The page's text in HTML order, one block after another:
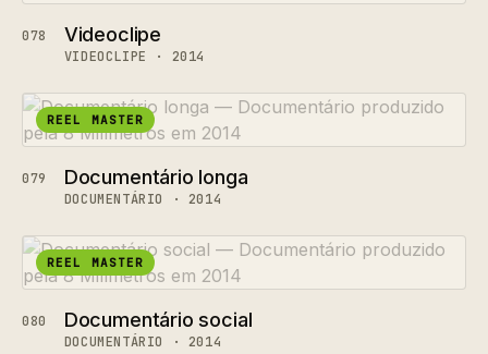
078 Videoclipe
VIDEOCLIPE · 2014
REEL MASTER
079 Documentário longa
DOCUMENTÁRIO · 2014
REEL MASTER
080 Documentário social
DOCUMENTÁRIO · 2014